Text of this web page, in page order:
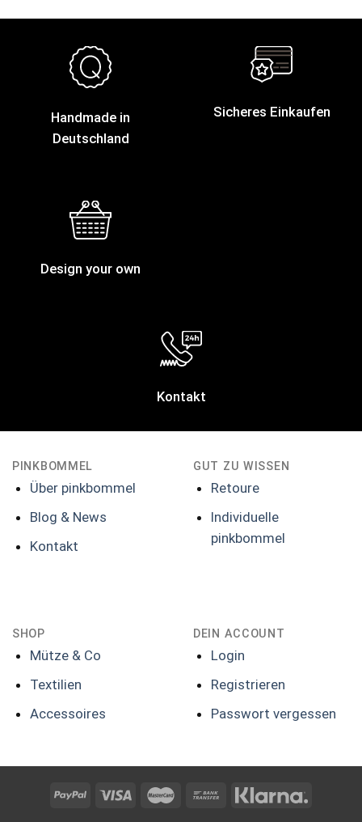
Handmade in
Deutschland
Sicheres Einkaufen
Design your own
Kontakt
PINKBOMMEL
Über pinkbommel
Blog & News
Kontakt
GUT ZU WISSEN
Retoure
Individuelle
pinkbommel
SHOP
Mütze & Co
Textilien
Accessoires
DEIN ACCOUNT
Login
Registrieren
Passwort vergessen